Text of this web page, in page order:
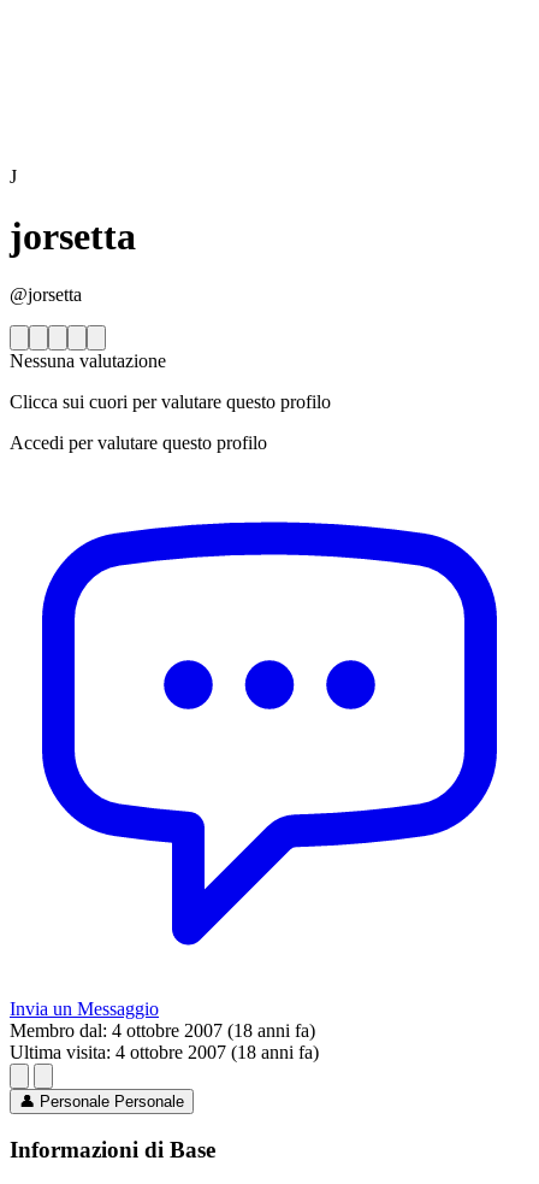
J
jorsetta
@jorsetta
Nessuna valutazione
Clicca sui cuori per valutare questo profilo
Accedi per valutare questo profilo
Invia un Messaggio
Membro dal: 4 ottobre 2007 (18 anni fa)
Ultima visita: 4 ottobre 2007 (18 anni fa)
👤 Personale Personale
Informazioni di Base